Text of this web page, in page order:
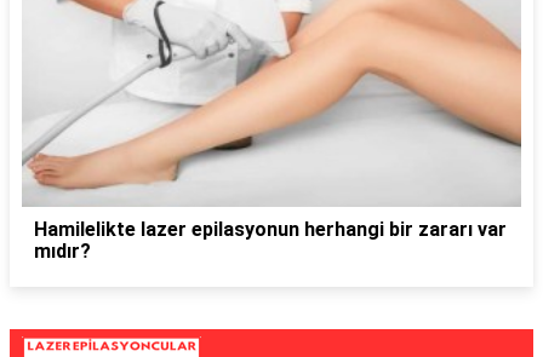
Hamilelikte lazer epilasyonun herhangi bir zararı var
mıdır?